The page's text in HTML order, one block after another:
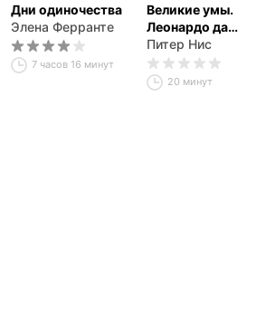
Дни одиночества
Элена Ферранте
7 часов 16 минут
Великие умы.
Леонардо да
Винчи
Питер Нис
20 минут